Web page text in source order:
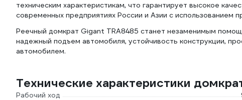
техническим характеристикам, что гарантирует высокое
современных предприятиях России и Азии с использованием
Реечный домкрат Gigant TRA8485 станет незаменимым
надежный подъем автомобиля, устойчивость конструкции,
автомобилем.
Технические характеристики
Рабочий ход